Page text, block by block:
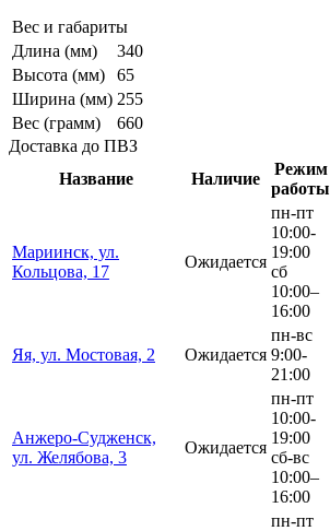
Вес и габариты
Длина (мм)
340
Высота (мм)
65
Ширина (мм) 255
Вес (грамм)
660
Доставка до ПВЗ
Название
Наличие
Режим
работы
Мариинск, ул.
Кольцова, 17
Ожидается
пн-пт
10:00-
19:00
сб
10:00–
16:00
Яя, ул. Мостовая, 2 Ожидается
пн-вс
9:00-
21:00
Анжеро-Судженск,
ул. Желябова, 3
Ожидается
пн-пт
10:00-
19:00
сб-вс
10:00–
16:00
пн-пт